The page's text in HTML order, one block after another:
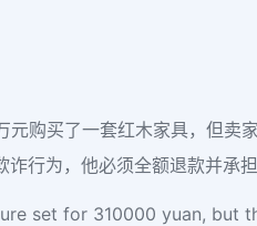
元购买了一套红木家具，但
行为，他必须全额退款并承担
set for 310000 yuan,